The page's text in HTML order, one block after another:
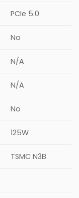
PCIe 5.0
No
N/A
N/A
No
125W
TSMC N3B